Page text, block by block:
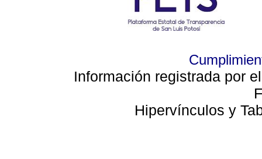
Información registrada por
Hipervínculos y